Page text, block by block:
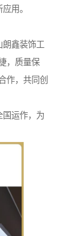
用。
朗鑫装饰工
，质量保
作，共同创
国运作，为